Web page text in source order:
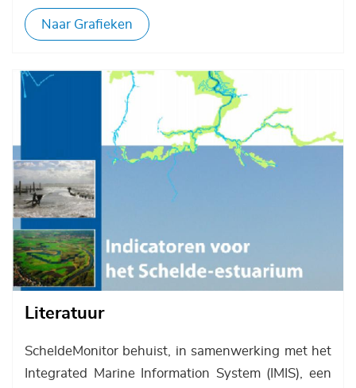
Naar Grafieken
Afbeelding
Literatuur
ScheldeMonitor behuist, in samenwerking met het
Integrated Marine Information System (IMIS), een